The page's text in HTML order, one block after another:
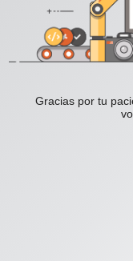
Gracias por tu